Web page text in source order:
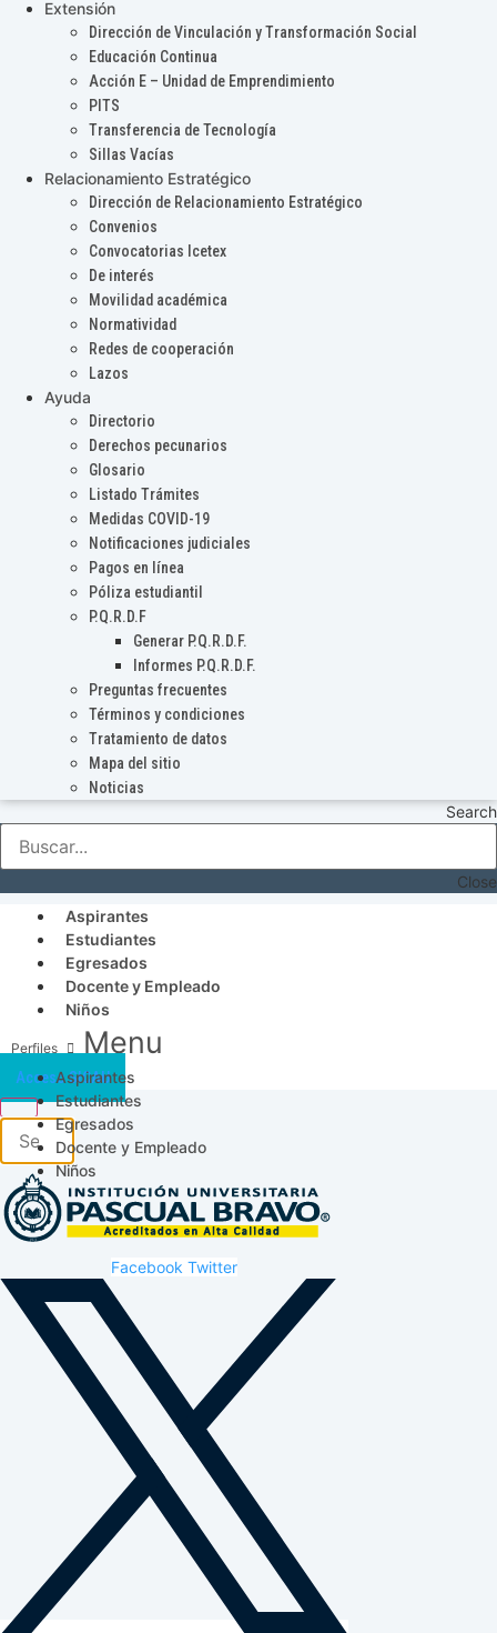
Extensión
Dirección de Vinculación y Transformación Social
Educación Continua
Acción E – Unidad de Emprendimiento
PITS
Transferencia de Tecnología
Sillas Vacías
Relacionamiento Estratégico
Dirección de Relacionamiento Estratégico
Convenios
Convocatorias Icetex
De interés
Movilidad académica
Normatividad
Redes de cooperación
Lazos
Ayuda
Directorio
Derechos pecunarios
Glosario
Listado Trámites
Medidas COVID-19
Notificaciones judiciales
Pagos en línea
Póliza estudiantil
P.Q.R.D.F
Generar P.Q.R.D.F.
Informes P.Q.R.D.F.
Preguntas frecuentes
Términos y condiciones
Tratamiento de datos
Mapa del sitio
Noticias
Search
Close
Aspirantes
Estudiantes
Egresados
Docente y Empleado
Niños
Menu
Aspirantes
Estudiantes
Egresados
Docente y Empleado
Niños
Acceso SICAU
Facebook Twitter